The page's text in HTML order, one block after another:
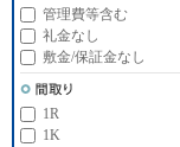
管理費等含む
礼金なし
敷金/保証金なし
1R
1K